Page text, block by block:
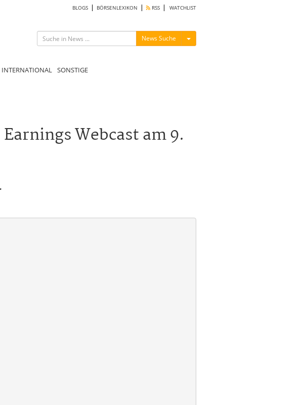
BLOGS BÖRSENLEXIKON RSS WATCHLIST
News Suche Menü ein-/ausblenden
INTERNATIONAL SONSTIGE
Webcast am 9.